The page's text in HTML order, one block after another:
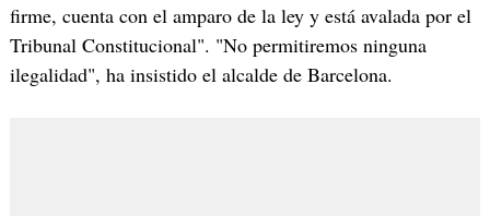
firme, cuenta con el amparo de la ley y está avalada por el
Tribunal Constitucional". "No permitiremos ninguna
ilegalidad", ha insistido el alcalde de Barcelona.